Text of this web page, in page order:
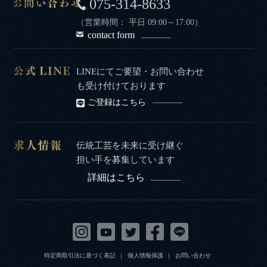
075-314-8633
（営業時間： 平日 09:00～17:00）
contact form
LINEにてご要望・お問い合わせ
も受け付けております
ご登録はこちら
伝統工芸を未来に受け継ぐ
担い手を募集しています
詳細はこちら
特定商取引法に基づく表記 個人情報保護 お問い合わせ